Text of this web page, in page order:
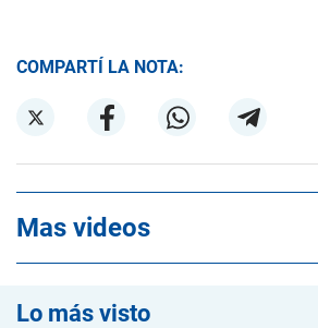
COMPARTÍ LA NOTA:
Mas videos
Lo más visto